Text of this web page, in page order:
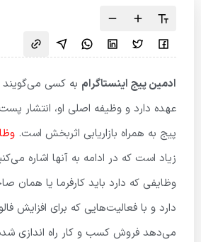
ادمین پیج اینستاگرام به کسی می‌گویند
عهده دارد و وظیفه اصلی او، انتشار
پیج به همراه بازاریابی اثربخش است.
زیاد است که در ادامه به آنها اشاره
وظایفی که دارد باید کارفرما یا همان
دارد و با فعالیت‌هایی که برای افزایش
می‌دهد فروش کسب و کار راه اندازی شده